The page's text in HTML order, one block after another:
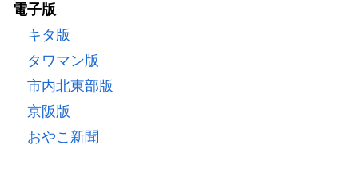
電子版
キタ版
タワマン版
市内北東部版
京阪版
おやこ新聞